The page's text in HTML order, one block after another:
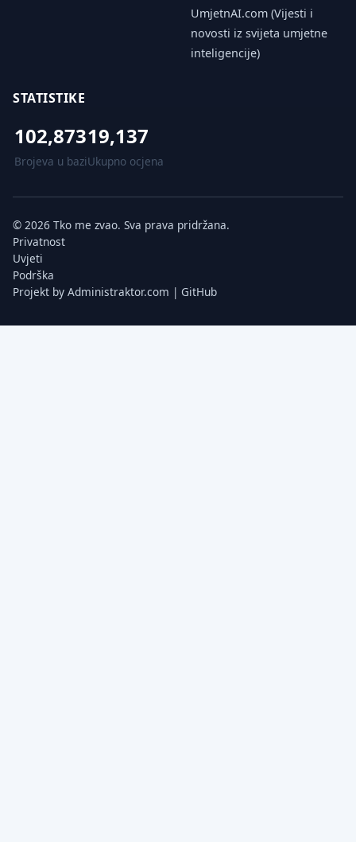
UmjetnAI.com (Vijesti i
novosti iz svijeta umjetne
inteligencije)
STATISTIKE
102,873
Brojeva u bazi
19,137
Ukupno ocjena
© 2026 Tko me zvao. Sva prava pridržana.
Privatnost
Uvjeti
Podrška
Projekt by Administraktor.com | GitHub